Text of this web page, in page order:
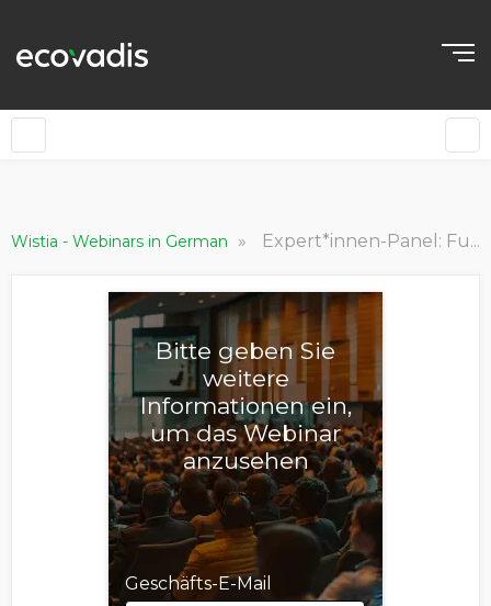
Wistia - Webinars in German » Expert*innen-Panel: Future of Procurement [EcoVadis World Tour - DACH 2024]
Bitte geben Sie
weitere
Informationen ein,
um das Webinar
anzusehen
Geschäfts-E-Mail